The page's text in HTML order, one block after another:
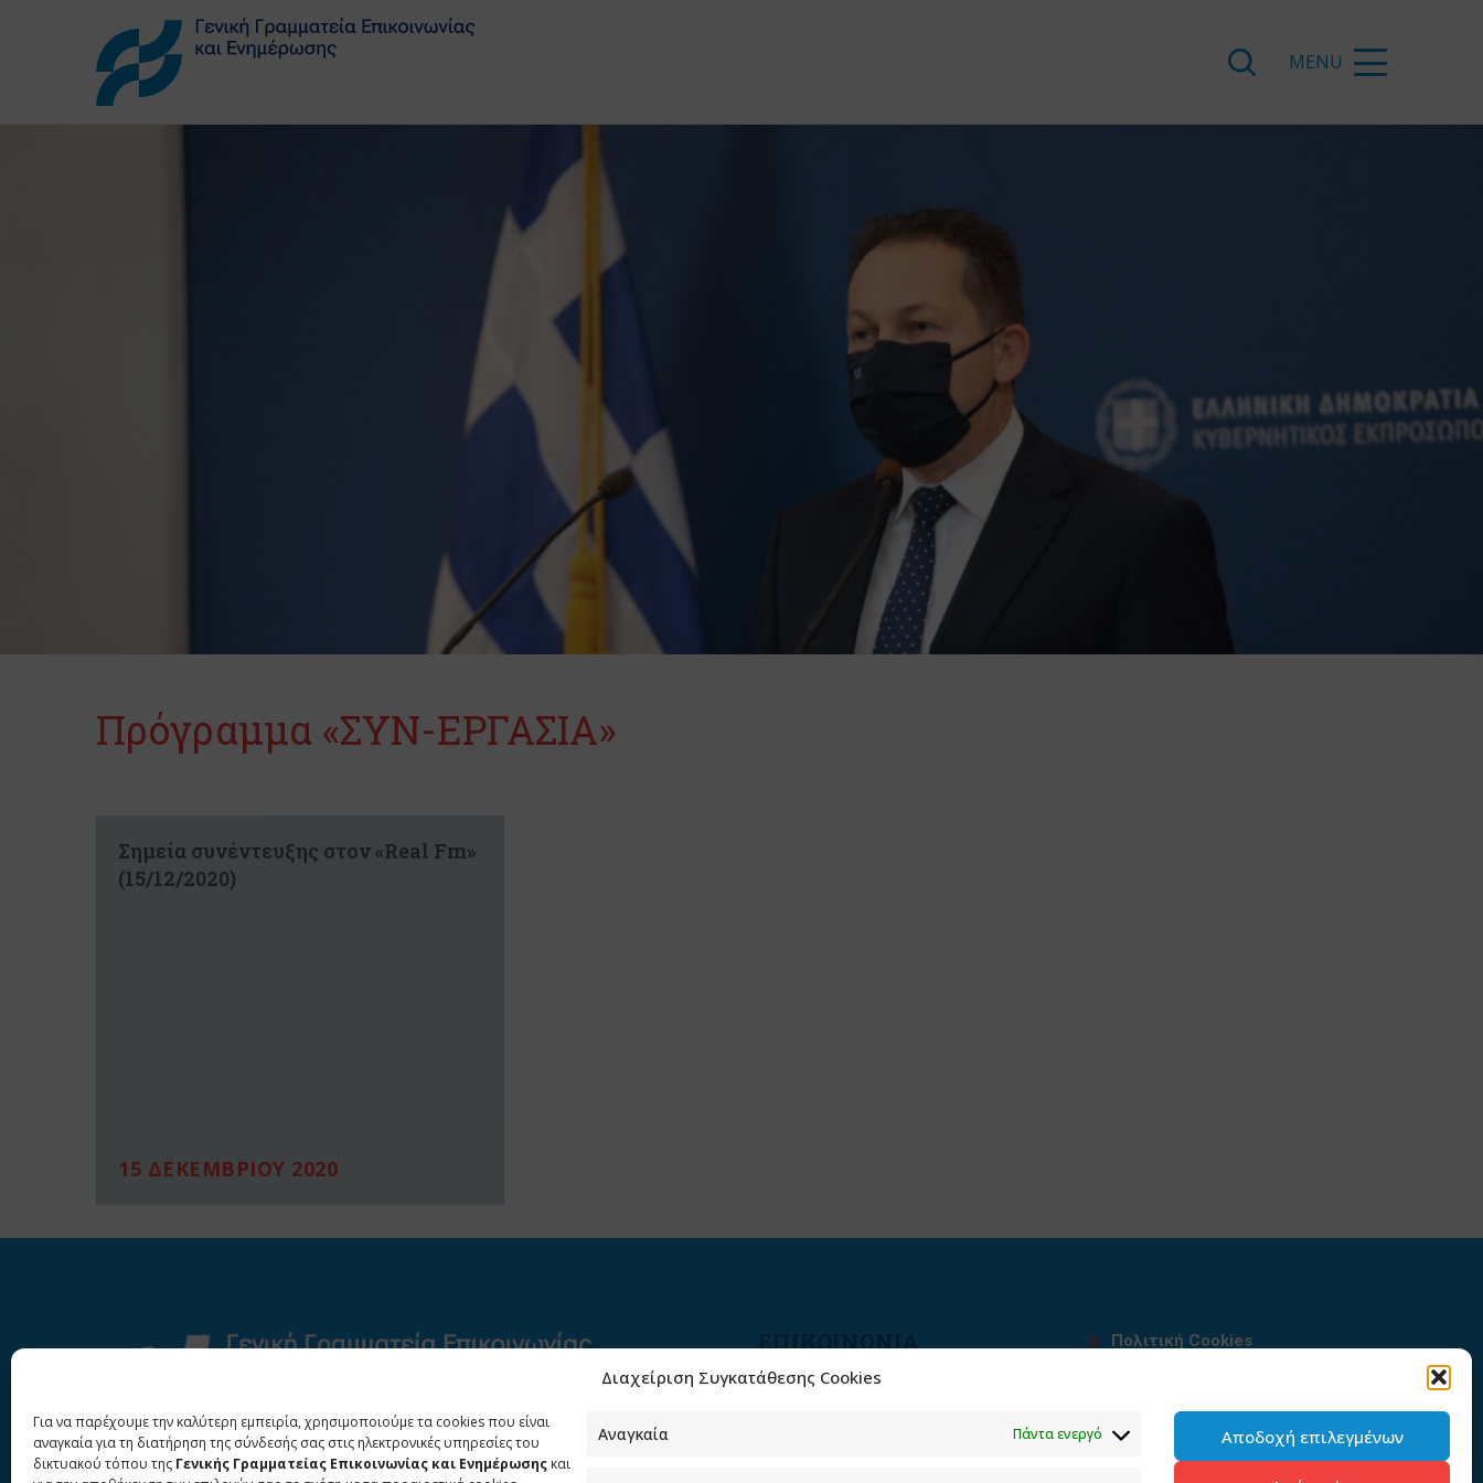
Διαχείριση Συγκατάθεσης Cookies
Για να παρέχουμε την καλύτερη εμπειρία, χρησιμοποιούμε τα cookies που είναι
αναγκαία για τη διατήρηση της σύνδεσής σας στις ηλεκτρονικές υπηρεσίες του
δικτυακού τόπου της Γενικής Γραμματείας Επικοινωνίας και Ενημέρωσης και
Αναγκαία Πάντα ενεργό Αποδοχή επιλεγμένων
Πρόγραμμα «ΣΥΝ-ΕΡΓΑΣΙΑ»
Σημεία συνέντευξης στον «Real Fm»
(15/12/2020)
15 ΔΕΚΕΜΒΡΙΟΥ 2020
ΕΠΙΚΟΙΝΩΝΙΑ
Φραγκούδη 11 & Αλεξάνδρου
Πολιτική Cookies
Πολιτική προστασίας
προσωπικών δεδομένων του
παρόντος ιστότοπου